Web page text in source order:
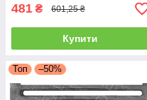
481 ₴ 601,25 ₴
Купити
Топ –50%